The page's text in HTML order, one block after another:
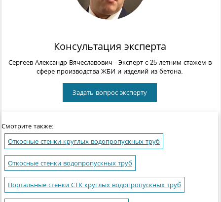
Консультация эксперта
Сергеев Александр Вячеславович - Эксперт с 25-летним стажем в
сфере производства ЖБИ и изделий из бетона.
Задать вопрос эксперту
Смотрите также:
Откосные стенки круглых водопропускных труб
Откосные стенки водопропускных труб
Портальные стенки СТК круглых водопропускных труб